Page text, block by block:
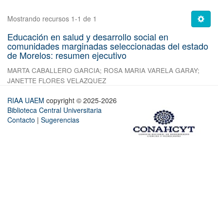
Mostrando recursos 1-1 de 1
Educación en salud y desarrollo social en
comunidades marginadas seleccionadas del estado
de Morelos: resumen ejecutivo
MARTA CABALLERO GARCIA; ROSA MARIA VARELA GARAY;
JANETTE FLORES VELAZQUEZ
RIAA UAEM copyright © 2025-2026
Biblioteca Central Universitaria
Contacto | Sugerencias